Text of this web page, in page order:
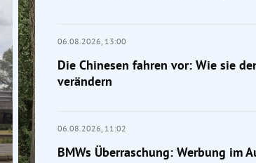
06.08.2026, 13:00
Die Chinesen fahren vor: Wie sie
verändern
06.08.2026, 11:02
BMWs Überraschung: Werbung im